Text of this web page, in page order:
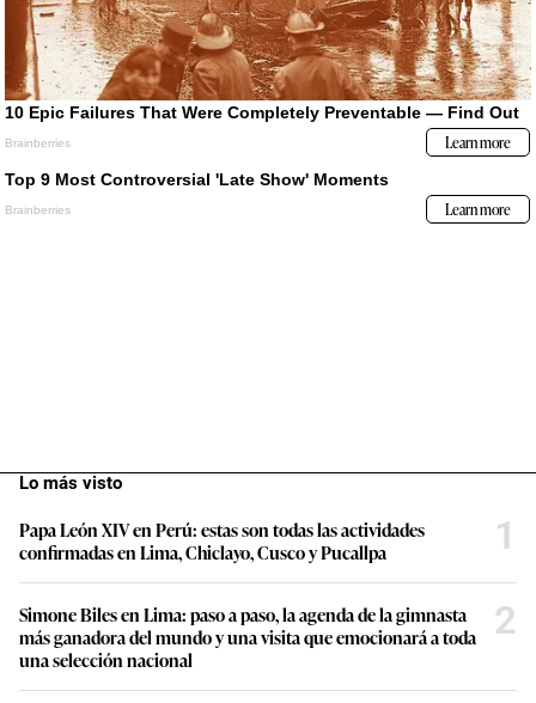
Lo más visto
Papa León XIV en Perú: estas son todas las actividades
confirmadas en Lima, Chiclayo, Cusco y Pucallpa
1
Simone Biles en Lima: paso a paso, la agenda de la gimnasta
más ganadora del mundo y una visita que emocionará a toda
una selección nacional
2